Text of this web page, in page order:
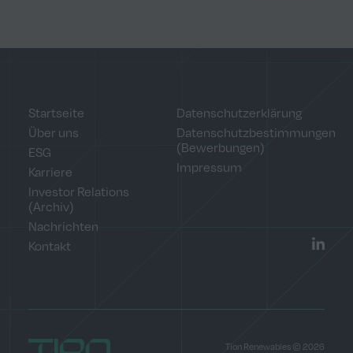
Startseite
Über uns
ESG
Karriere
Investor Relations
(Archiv)
Nachrichten
Kontakt
Datenschutzerklärung
Datenschutzbestimmungen
(Bewerbungen)
Impressum
Home Tion Renewables © 2026